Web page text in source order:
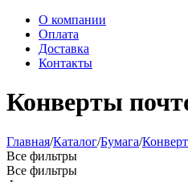
О компании
Оплата
Доставка
Контакты
Конверты
Главная/Каталог/Бумага/
Все фильтры
Все фильтры